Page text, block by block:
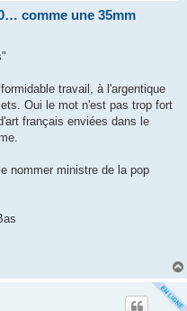
comme une 35mm
travail, à l'argentique
Oui le mot n'est pas trop fort
français enviées dans le
nommer ministre de la pop